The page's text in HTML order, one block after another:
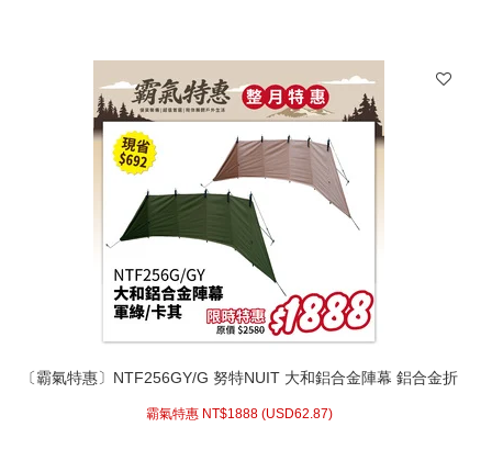
〔霸氣特惠〕NTF256GY/G 努特NUIT 大和鋁合金陣幕 鋁合金折
霸氣特惠 NT$1888 (USD62.87)